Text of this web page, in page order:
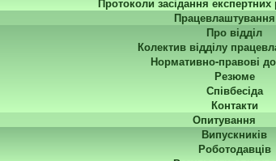
Працевлаштування
Про відділ
Колектив відділу
Нормативно-правові
Резюме
Співбесіда
Контакти
Опитування
Випускників
Роботодавців